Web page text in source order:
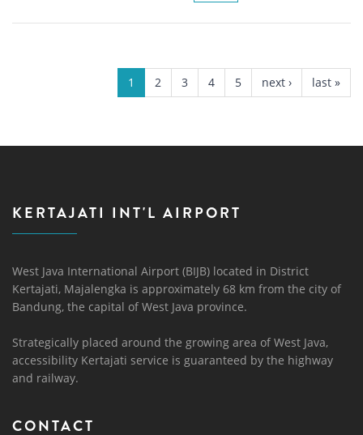
1 2 3 4 5 next › last »
KERTAJATI INT'L AIRPORT
West Java International Airport (BIJB) located in District
Kertajati, Majalengka is approximately 68 km from the city of
Bandung, the capital of West Java province.
Strategically placed around the growing area of ​​West Java,
accessibility Kertajati service is guaranteed by the highway
and railway.
CONTACT